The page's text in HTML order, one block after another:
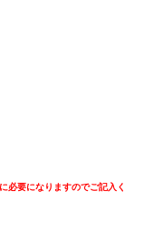
必要になりますのでご記入く